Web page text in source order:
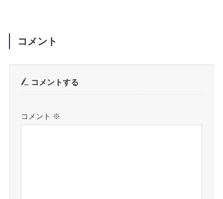
コメント
コメントする
コメント ※